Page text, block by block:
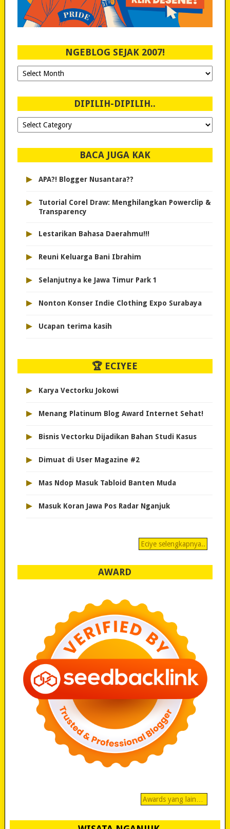
NGEBLOG SEJAK 2007!
Ngeblog
Sejak
DIPILIH-DIPILIH..
Dipilih-
dipilih..
BACA JUGA KAK
▸ APA?! Blogger Nusantara??
▸
Tutorial Corel Draw: Menghilangkan Powerclip &
Transparency
▸ Lestarikan Bahasa Daerahmu!!!
▸ Reuni Keluarga Bani Ibrahim
▸ Selanjutnya ke Jawa Timur Park 1
▸ Nonton Konser Indie Clothing Expo Surabaya
▸ Ucapan terima kasih
🏆 ECIYEE
▸ Karya Vectorku Jokowi
▸ Menang Platinum Blog Award Internet Sehat!
▸ Bisnis Vectorku Dijadikan Bahan Studi Kasus
▸ Dimuat di User Magazine #2
▸ Mas Ndop Masuk Tabloid Banten Muda
▸ Masuk Koran Jawa Pos Radar Nganjuk
Eciye selengkapnya..
AWARD
Awards yang lain…